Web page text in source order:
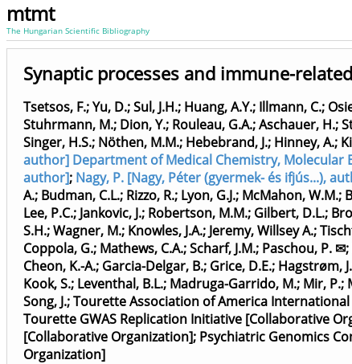
mtmt
The Hungarian Scientific Bibliography
Synaptic processes and immune-
Tsetsos, F.;Yu, D.;Sul, J.H.; Huang, A.Y.; Illmann, C.;
Stuhrmann, M.; Dion, Y.; Rouleau, G.A.;Aschauer, H.;
Singer, H.S.; Nöthen, M.M.; Hebebrand, J.; Hinney, A.;
author] Department of Medical Chemistry, Molecular
author]; Nagy, P. [Nagy, Péter (gyermek- és ifjús...),
A.; Budman, C.L.; Rizzo, R.; Lyon, G.J.; McMahon, W.M.;
Lee, P.C.; Jankovic, J.; Robertson, M.M.; Gilbert, D.L.;
S.H.;Wagner, M.; Knowles, J.A.; Jeremy, Willsey A.;
Coppola, G.; Mathews, C.A.;Scharf, J.M.; Paschou, P. ✉;
Cheon, K.-A.; Garcia-Delgar, B.; Grice, D.E.; Hagstrøm, J.
Kook, S.; Leventhal, B.L.; Madruga-Garrido, M.; Mir, P.;
Song, J.;Tourette Association of America
Tourette GWAS Replication Initiative [Collaborative
[Collaborative Organization]; Psychiatric Genomics
Organization]